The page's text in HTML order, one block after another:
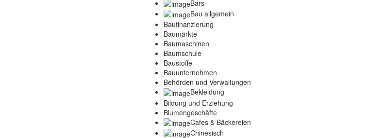
Bars
Bau allgemein
Baufinanzierung
Baumärkte
Baumaschinen
Baumschule
Baustoffe
Bauunternehmen
Behörden und Verwaltungen
Bekleidung
Bildung und Erziehung
Blumengeschäfte
Cafes & Bäckereien
Chinesisch